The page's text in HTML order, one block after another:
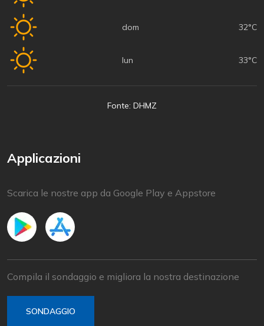
dom 32°C
lun 33°C
Fonte: DHMZ
Applicazioni
Scarica le nostre app da Google Play e Appstore
Compila il sondaggio e migliora la nostra destinazione
SONDAGGIO